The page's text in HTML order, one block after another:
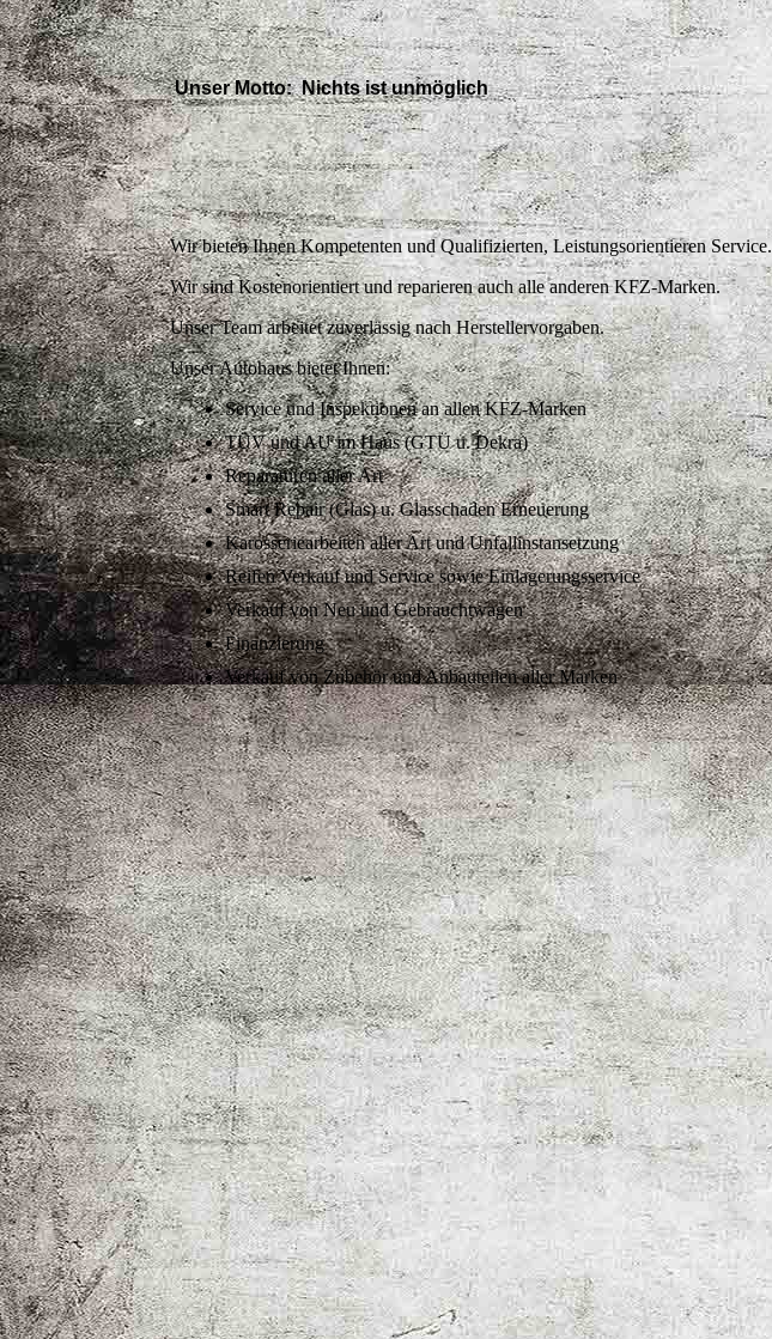
Unser Motto: Nichts ist unmöglich
Wir bieten Ihnen Kompetenten und Qualifizierten, Leistungsorientieren Service.
Wir sind Kostenorientiert und reparieren auch alle anderen KFZ-Marken.
Unser Team arbeitet zuverlässig nach Herstellervorgaben.
Unser Autohaus bietet Ihnen:
Service und Inspektionen an allen KFZ-Marken
TÜV und AU im Haus (GTÜ u. Dekra)
Reparaturen aller Art
Smart Repair (Glas) u. Glasschaden Erneuerung
Karosseriearbeiten aller Art und Unfallinstansetzung
Reifen Verkauf und Service sowie Einlagerungsservice
Verkauf von Neu und Gebrauchtwagen
Finanzierung
Verkauf von Zubehör und Anbauteilen aller Marken